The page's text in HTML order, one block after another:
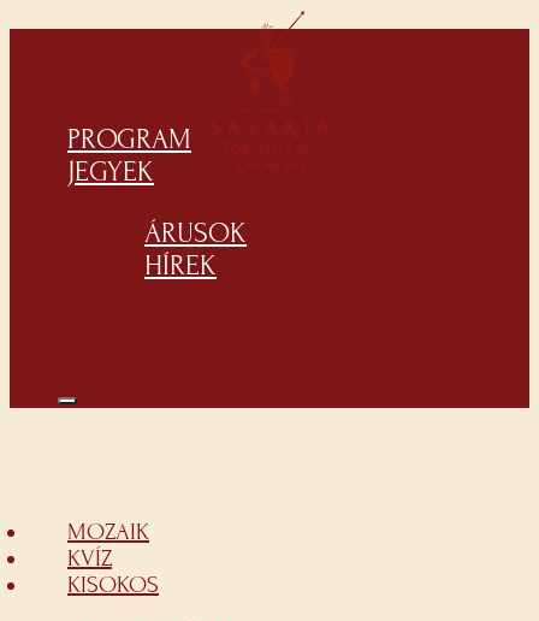
PROGRAM
JEGYEK
ÁRUSOK
HÍREK
MOZAIK
KVÍZ
KISOKOS